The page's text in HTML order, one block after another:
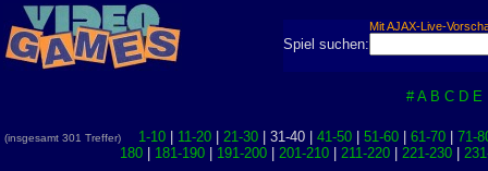
Mit AJAX-Live-
Spiel suchen:
# A B C D E
(insgesamt 301 Treffer) 1-10| 11-20| 21-30| 31-40 | 41-50| 51-60| 61-70| 71-
180| 181-190| 191-200| 201-210| 211-220| 221-230|